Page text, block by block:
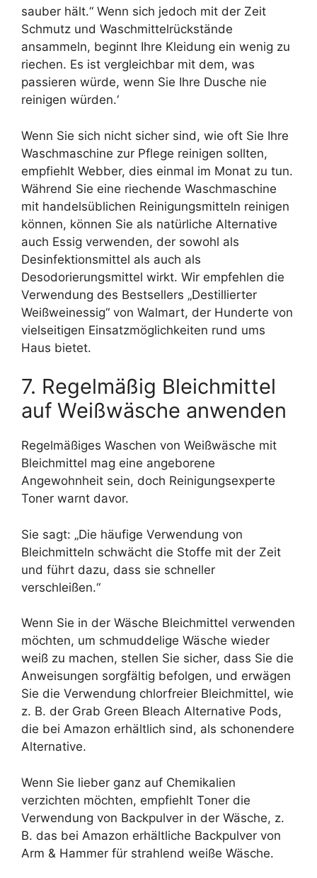
sauber hält.“ Wenn sich jedoch mit der Zeit
Schmutz und Waschmittelrückstände
ansammeln, beginnt Ihre Kleidung ein wenig zu
riechen. Es ist vergleichbar mit dem, was
passieren würde, wenn Sie Ihre Dusche nie
reinigen würden.‘
Wenn Sie sich nicht sicher sind, wie oft Sie Ihre
Waschmaschine zur Pflege reinigen sollten,
empfiehlt Webber, dies einmal im Monat zu tun.
Während Sie eine riechende Waschmaschine
mit handelsüblichen Reinigungsmitteln reinigen
können, können Sie als natürliche Alternative
auch Essig verwenden, der sowohl als
Desinfektionsmittel als auch als
Desodorierungsmittel wirkt. Wir empfehlen die
Verwendung des Bestsellers „Destillierter
Weißweinessig“ von Walmart, der Hunderte von
vielseitigen Einsatzmöglichkeiten rund ums
Haus bietet.
7. Regelmäßig Bleichmittel
auf Weißwäsche anwenden
Regelmäßiges Waschen von Weißwäsche mit
Bleichmittel mag eine angeborene
Angewohnheit sein, doch Reinigungsexperte
Toner warnt davor.
Sie sagt: „Die häufige Verwendung von
Bleichmitteln schwächt die Stoffe mit der Zeit
und führt dazu, dass sie schneller
verschleißen.“
Wenn Sie in der Wäsche Bleichmittel verwenden
möchten, um schmuddelige Wäsche wieder
weiß zu machen, stellen Sie sicher, dass Sie die
Anweisungen sorgfältig befolgen, und erwägen
Sie die Verwendung chlorfreier Bleichmittel, wie
z. B. der Grab Green Bleach Alternative Pods,
die bei Amazon erhältlich sind, als schonendere
Alternative.
Wenn Sie lieber ganz auf Chemikalien
verzichten möchten, empfiehlt Toner die
Verwendung von Backpulver in der Wäsche, z.
B. das bei Amazon erhältliche Backpulver von
Arm & Hammer für strahlend weiße Wäsche.